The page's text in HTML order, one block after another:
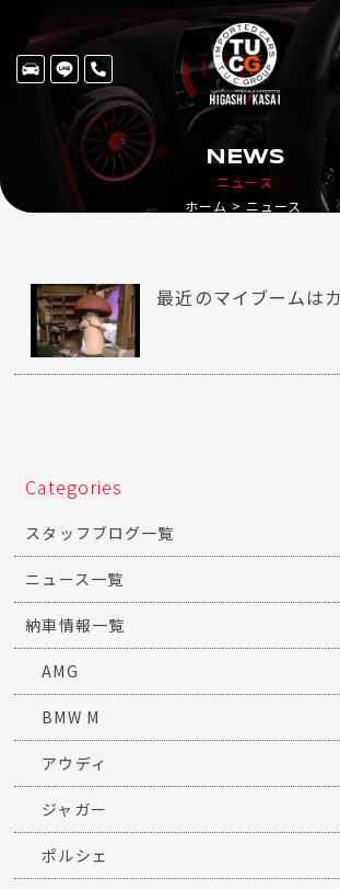
ニュース
NEWS
ホーム ニュース
最近のマイブームは
Categories
スタッフブログ一覧
ニュース一覧
納車情報一覧
AMG
BMW M
アウディ
ジャガー
ポルシェ